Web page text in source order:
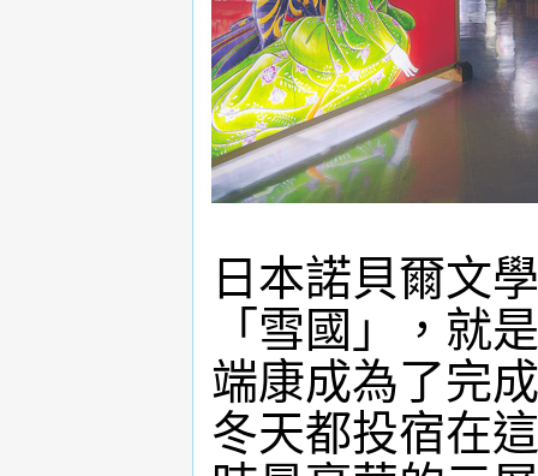
日本諾貝爾文
「雪國」，就
端康成為了完
冬天都投宿在